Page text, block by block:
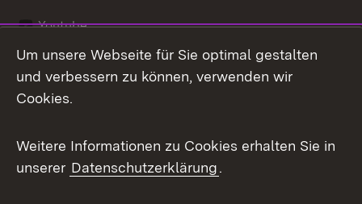
Youtube
Impressum
Datenschutz
Cookies
Um unsere Webseite für Sie optimal gestalten
und verbessern zu können, verwenden wir
Cookies.
Weitere Informationen zu Cookies erhalten Sie in
unserer Datenschutzerklärung.